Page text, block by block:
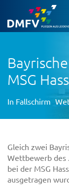
MSG
In Fallschirm
Gleich zwei
Wettbewerb des
bei der MSG
ausgetragen